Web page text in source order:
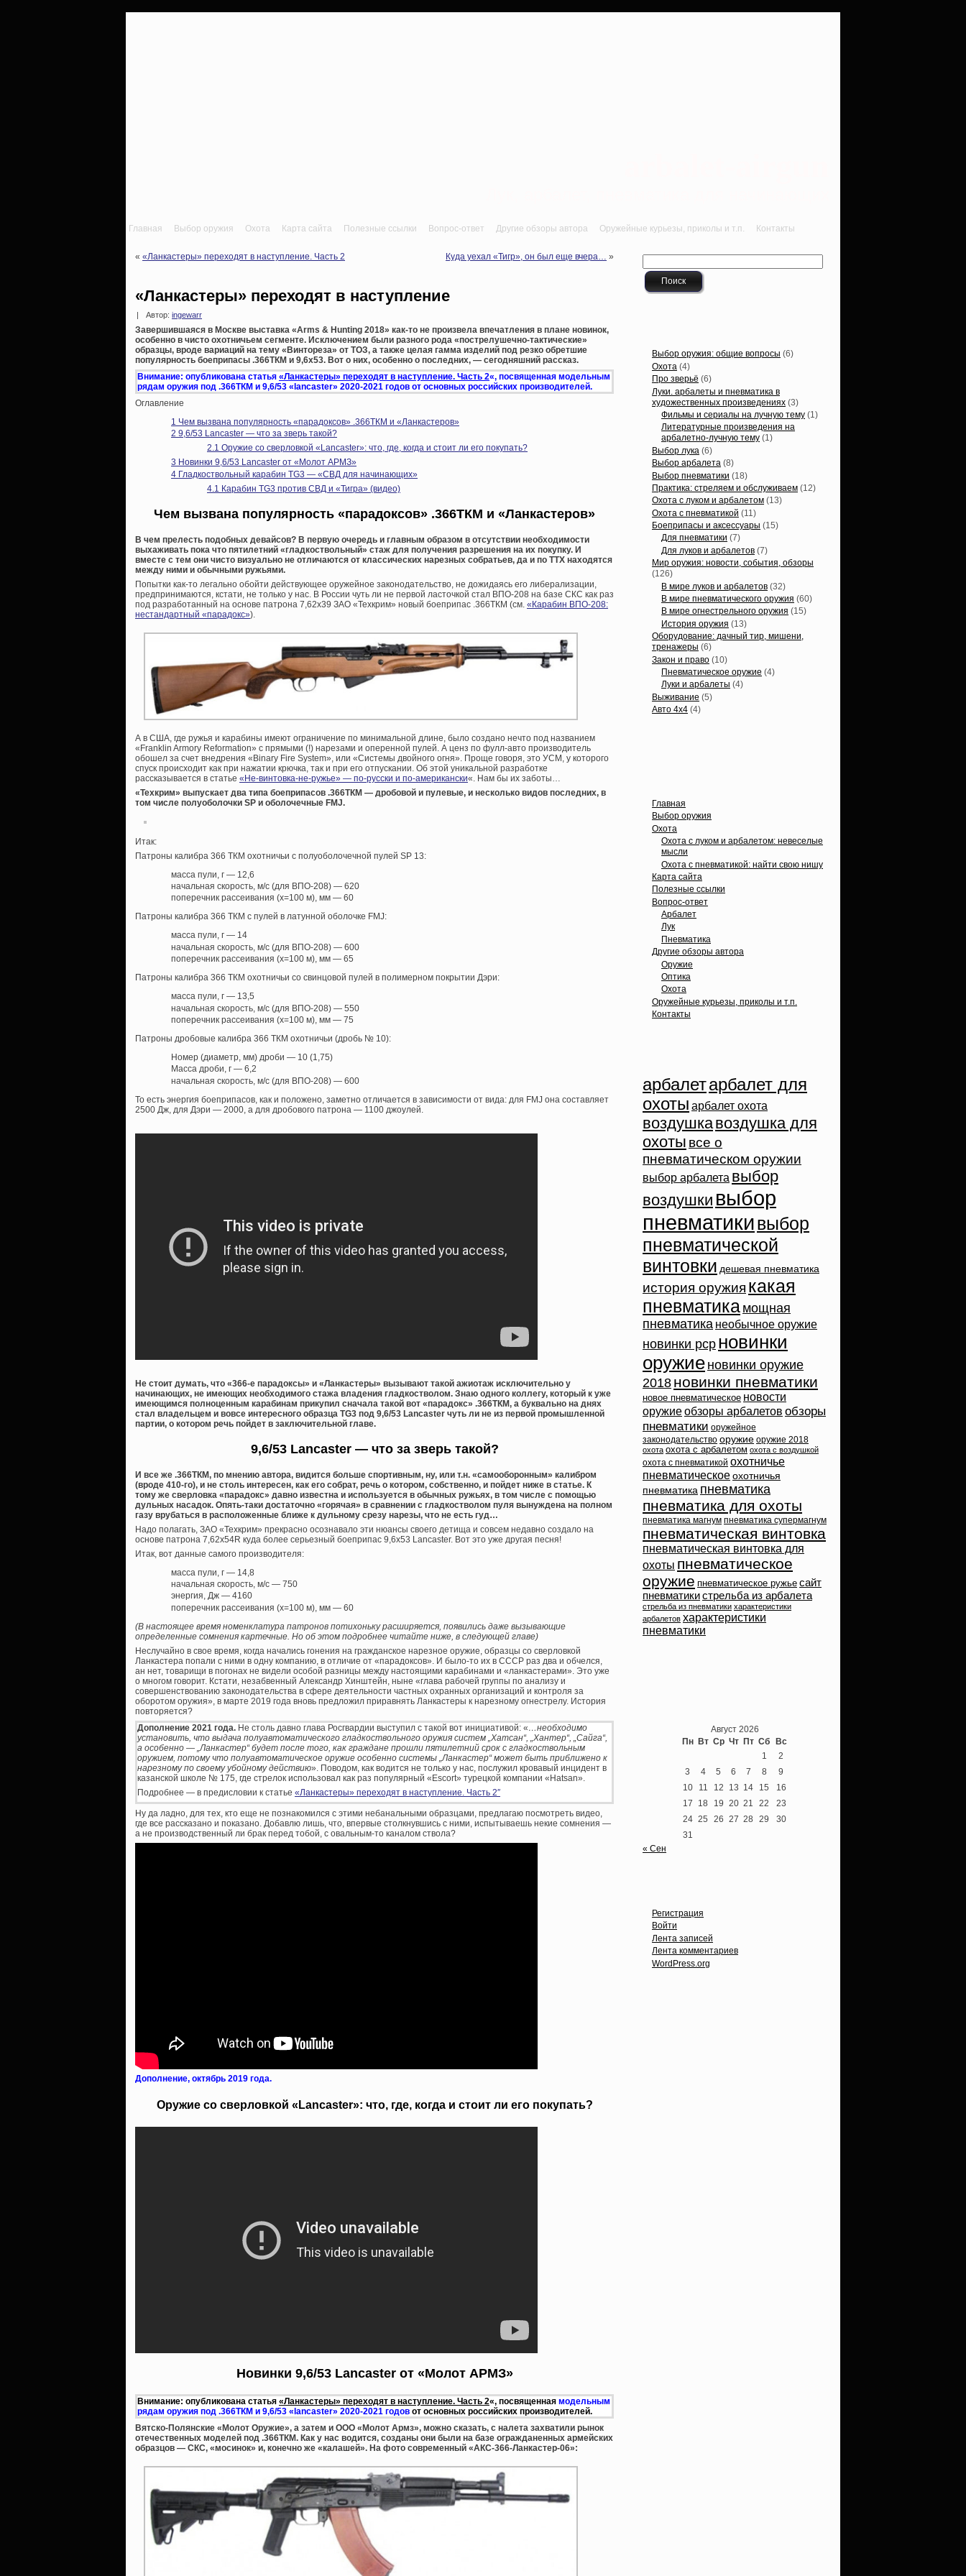
Главная Выбор оружия Охота Карта сайта Полезные ссылки Вопрос-ответ Другие обзоры автора Оружейные курьезы, приколы и т.п. Контакты
« «Ланкастеры» переходят в наступление. Часть 2 Куда уехал «Тигр», он был еще вчера… »
«Ланкастеры» переходят в наступление
| Автор: ingewarr
Завершившаяся в Москве выставка «Arms & Hunting 2018» как-то не произвела впечатления в плане новинок,
особенно в чисто охотничьем сегменте. Исключением были разного рода «пострелушечно-тактические»
образцы, вроде вариаций на тему «Винтореза» от ТОЗ, а также целая гамма изделий под резко обретшие
популярность боеприпасы .366ТКМ и 9,6х53. Вот о них, особенно о последних, — сегодняшний рассказ.
Внимание: опубликована статья «Ланкастеры» переходят в наступление. Часть 2«, посвященная модельным
рядам оружия под .366ТКМ и 9,6/53 «lancaster» 2020-2021 годов от основных российских производителей.
Оглавление
1 Чем вызвана популярность «парадоксов» .366ТКМ и «Ланкастеров»
2 9,6/53 Lancaster — что за зверь такой?
2.1 Оружие со сверловкой «Lancaster»: что, где, когда и стоит ли его покупать?
3 Новинки 9,6/53 Lancaster от «Молот АРМЗ»
4 Гладкоствольный карабин TG3 — «СВД для начинающих»
4.1 Карабин TG3 против СВД и «Тигра» (видео)
Чем вызвана популярность «парадоксов» .366ТКМ и «Ланкастеров»
В чем прелесть подобных девайсов? В первую очередь и главным образом в отсутствии необходимости
выхаживать пока что пятилетний «гладкоствольный» стаж для получения разрешения на их покупку. И
вместе с тем они чисто визуально не отличаются от классических нарезных собратьев, да и по ТТХ находятся
между ними и обычными ружьями.
Попытки как-то легально обойти действующее оружейное законодательство, не дожидаясь его либерализации,
предпринимаются, кстати, не только у нас. В России чуть ли не первой ласточкой стал ВПО-208 на базе СКС как раз
под разработанный на основе патрона 7,62х39 ЗАО «Техкрим» новый боеприпас .366ТКМ (см. «Карабин ВПО-208:
нестандартный «парадокс»).
А в США, где ружья и карабины имеют ограничение по минимальной длине, было создано нечто под названием
«Franklin Armory Reformation» с прямыми (!) нарезами и оперенной пулей. А ценз по фулл-авто производитель
обошел за счет внедрения «Binary Fire System», или «Системы двойного огня». Проще говоря, это УСМ, у которого
спуск происходит как при нажатии крючка, так и при его отпускании. Об этой уникальной разработке
рассказывается в статье «Не-винтовка-не-ружье» — по-русски и по-американски«. Нам бы их заботы…
«Техкрим» выпускает два типа боеприпасов .366ТКМ — дробовой и пулевые, и несколько видов последних, в
том числе полуоболочки SP и оболочечные FMJ.
Итак:
Патроны калибра 366 ТКМ охотничьи с полуоболочечной пулей SP 13:
масса пули, г — 12,6
начальная скорость, м/с (для ВПО-208) — 620
поперечник рассеивания (х=100 м), мм — 60
Патроны калибра 366 ТКМ с пулей в латунной оболочке FMJ:
масса пули, г — 14
начальная скорость, м/с (для ВПО-208) — 600
поперечник рассеивания (х=100 м), мм — 65
Патроны калибра 366 ТКМ охотничьи со свинцовой пулей в полимерном покрытии Дэри:
масса пули, г — 13,5
начальная скорость, м/с (для ВПО-208) — 550
поперечник рассеивания (х=100 м), мм — 75
Патроны дробовые калибра 366 ТКМ охотничьи (дробь № 10):
Номер (диаметр, мм) дроби — 10 (1,75)
Масса дроби, г — 6,2
начальная скорость, м/с (для ВПО-208) — 600
То есть энергия боеприпасов, как и положено, заметно отличается в зависимости от вида: для FMJ она составляет
2500 Дж, для Дэри — 2000, а для дробового патрона — 1100 джоулей.
Не стоит думать, что «366-е парадоксы» и «Ланкастеры» вызывают такой ажиотаж исключительно у
начинающих, не имеющих необходимого стажа владения гладкостволом. Знаю одного коллегу, который к уже
имеющимся полноценным карабинам прикупил сначала такой вот «парадокс» .366ТКМ, а буквально на днях
стал владельцем и вовсе интересного образца TG3 под 9,6/53 Lancaster чуть ли не из первой промышленной
партии, о котором речь пойдет в заключительной главе.
9,6/53 Lancaster — что за зверь такой?
И все же .366ТКМ, по мнению автора, видится больше спортивным, ну, или т.н. «самооборонным» калибром
(вроде 410-го), и не столь интересен, как его собрат, речь о котором, собственно, и пойдет ниже в статье. К
тому же сверловка «парадокс» давно известна и используется в обычных ружьях, в том числе с помощью
дульных насадок. Опять-таки достаточно «горячая» в сравнении с гладкостволом пуля вынуждена на полном
газу врубаться в расположенные ближе к дульному срезу нарезы, что не есть гуд…
Надо полагать, ЗАО «Техкрим» прекрасно осознавало эти нюансы своего детища и совсем недавно создало на
основе патрона 7,62х54R куда более серьезный боеприпас 9,6х53 Lancaster. Вот это уже другая песня!
Итак, вот данные самого производителя:
масса пули, г — 14,8
начальная скорость, м/с — 750
энергия, Дж — 4160
поперечник рассеивания (х=100 м), мм — 60
(В настоящее время номенклатура патронов потихоньку расширяется, появились даже вызывающие
определенные сомнения картечные. Но об этом подробнее читайте ниже, в следующей главе)
Неслучайно в свое время, когда начались гонения на гражданское нарезное оружие, образцы со сверловкой
Ланкастера попали с ними в одну компанию, в отличие от «парадоксов». И было-то их в СССР раз два и обчелся,
ан нет, товарищи в погонах не видели особой разницы между настоящими карабинами и «ланкастерами». Это уже
о многом говорит. Кстати, незабвенный Александр Хинштейн, ныне «глава рабочей группы по анализу и
совершенствованию законодательства в сфере деятельности частных охранных организаций и контроля за
оборотом оружия», в марте 2019 года вновь предложил приравнять Ланкастеры к нарезному огнестрелу. История
повторяется?
Дополнение 2021 года. Не столь давно глава Росгвардии выступил с такой вот инициативой: «…необходимо
установить, что выдача полуавтоматического гладкоствольного оружия систем „Хатсан“, „Хантер“, „Сайга“,
а особенно — „Ланкастер“ будет после того, как граждане прошли пятилетний срок с гладкоствольным
оружием, потому что полуавтоматическое оружие особенно системы „Ланкастер“ может быть приближено к
нарезному по своему убойному действию». Поводом, как водится не только у нас, послужил кровавый инцидент в
казанской школе № 175, где стрелок использовал как раз популярный «Escort» турецкой компании «Hatsan».
Подробнее — в предисловии к статье «Ланкастеры» переходят в наступление. Часть 2″
Ну да ладно, для тех, кто еще не познакомился с этими небанальными образцами, предлагаю посмотреть видео,
где все рассказано и показано. Добавлю лишь, что, впервые столкнувшись с ними, испытываешь некие сомнения —
а не производственный ли брак перед тобой, с овальным-то каналом ствола?
Дополнение, октябрь 2019 года.
Оружие со сверловкой «Lancaster»: что, где, когда и стоит ли его покупать?
Новинки 9,6/53 Lancaster от «Молот АРМЗ»
Внимание: опубликована статья «Ланкастеры» переходят в наступление. Часть 2«, посвященная модельным
рядам оружия под .366ТКМ и 9,6/53 «lancaster» 2020-2021 годов от основных российских производителей.
Вятско-Полянские «Молот Оружие», а затем и ООО «Молот Армз», можно сказать, с налета захватили рынок
отечественных моделей под .366ТКМ. Как у нас водится, созданы они были на базе огражданенных армейских
образцов — СКС, «мосинок» и, конечно же «калашей». На фото современный «АКС-366-Ланкастер-06»:
Выбор оружия: общие вопросы (6)
Охота (4)
Про зверьё (6)
Луки. арбалеты и пневматика в
художественных произведениях (3)
Фильмы и сериалы на лучную тему (1)
Литературные произведения на
арбалетно-лучную тему (1)
Выбор лука (6)
Выбор арбалета (8)
Выбор пневматики (18)
Практика: стреляем и обслуживаем (12)
Охота с луком и арбалетом (13)
Охота с пневматикой (11)
Боеприпасы и аксессуары (15)
Для пневматики (7)
Для луков и арбалетов (7)
Мир оружия: новости, события, обзоры
(126)
В мире луков и арбалетов (32)
В мире пневматического оружия (60)
В мире огнестрельного оружия (15)
История оружия (13)
Оборудование: дачный тир, мишени,
тренажеры (6)
Закон и право (10)
Пневматическое оружие (4)
Луки и арбалеты (4)
Выживание (5)
Авто 4х4 (4)
Главная
Выбор оружия
Охота
Охота с луком и арбалетом: невеселые
мысли
Охота с пневматикой: найти свою нишу
Карта сайта
Полезные ссылки
Вопрос-ответ
Арбалет
Лук
Пневматика
Другие обзоры автора
Оружие
Оптика
Охота
Оружейные курьезы, приколы и т.п.
Контакты
арбалетарбалет для
охоты арбалет охота
воздушкавоздушка для
охоты все о
пневматическом оружии
выбор арбалета выбор
воздушки выбор
пневматикивыбор
пневматической
винтовки дешевая пневматика
история оружия какая
пневматика мощная
пневматика необычное оружие
новинки pcp новинки
оружие новинки оружие
2018 новинки пневматики
новое пневматическое новости
оружиеобзоры арбалетов обзоры
пневматики оружейное
законодательство оружие оружие 2018
охота охота с арбалетом охота с воздушкой
охота с пневматикой охотничье
пневматическое охотничья
пневматика пневматика
пневматика для охоты
пневматика магнум пневматика супермагнум
пневматическая винтовка
пневматическая винтовка для
охоты пневматическое
оружие пневматическое ружье сайт
пневматикистрельба из арбалета
стрельба из пневматики характеристики
арбалетов характеристики
пневматики
Август 2026
Пн Вт Ср Чт Пт Сб Вс
1
2
3
4 5 6 7 8
9
10
11 12 13 14 15
16
17
18 19 20 21 22
23
24 25 26 27 28 29
30
31
« Сен
Регистрация
Войти
Лента записей
Лента комментариев
WordPress.org